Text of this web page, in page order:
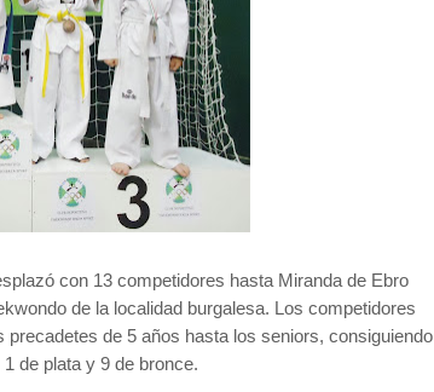
con 13 competidores hasta Miranda de Ebro
de la localidad burgalesa. L os competidores
de 5 años hasta los seniors, consiguiendo
1 de plata y 9 de bronce.